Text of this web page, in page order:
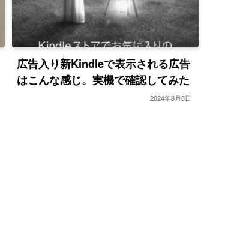
広告入り新Kindleで表示される広告
はこんな感じ。実機で確認してみた
2024年8月8日